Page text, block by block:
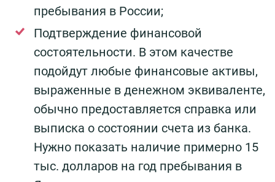
пребывания в России;
Подтверждение финансовой
состоятельности. В этом качестве
подойдут любые финансовые активы,
выраженные в денежном эквиваленте,
обычно предоставляется справка или
выписка о состоянии счета из банка.
Нужно показать наличие примерно 15
тыс. долларов на год пребывания в